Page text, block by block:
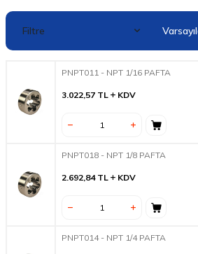
Filtre
PNPT011 - NPT 1/16 PAFTA
3.022,57 TL KDV
PNPT018 - NPT 1/8 PAFTA
2.692,84TL KDV
PNPT014 - NPT 1/4 PAFTA